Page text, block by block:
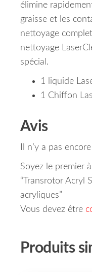
élimine
graisse et les
nettoyage
nettoyage
spécial.
1 liquide
1 Chiffon
Avis
Il n’y a pas
Soyez le premier
“Transrotor Acryl
acryliques”
Vous devez être
Produits